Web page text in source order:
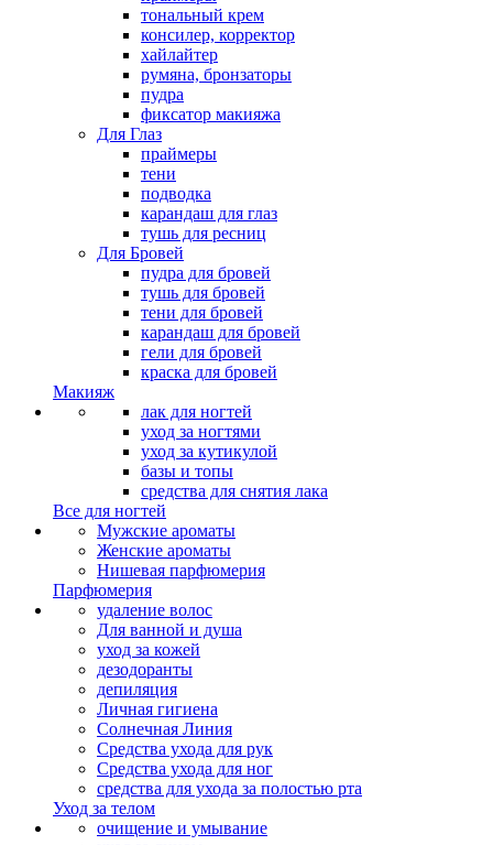
тональный крем
консилер, корректор
хайлайтер
румяна, бронзаторы
пудра
фиксатор макияжа
Для Глаз
праймеры
тени
подводка
карандаш для глаз
тушь для ресниц
Для Бровей
пудра для бровей
тушь для бровей
тени для бровей
карандаш для бровей
гели для бровей
краска для бровей
Макияж
лак для ногтей
уход за ногтями
уход за кутикулой
базы и топы
средства для снятия лака
Все для ногтей
Мужские ароматы
Женские ароматы
Нишевая парфюмерия
Парфюмерия
удаление волос
Для ванной и душа
уход за кожей
дезодоранты
депиляция
Личная гигиена
Солнечная Линия
Средства ухода для рук
Средства ухода для ног
средства для ухода за полостью рта
Уход за телом
очищение и умывание